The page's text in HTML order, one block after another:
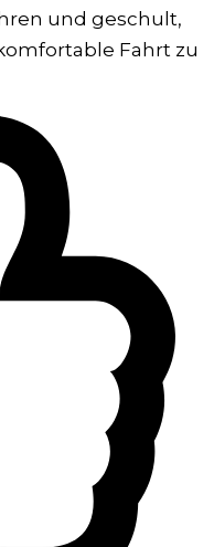
und geschult,
Fahrt zu